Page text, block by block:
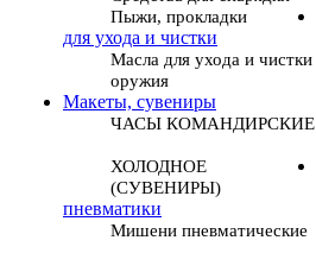
Пыжи, прокладки
для ухода и чистки
Масла для ухода и чистки
оружия
Макеты, сувениры
ЧАСЫ КОМАНДИРСКИЕ
ХОЛОДНОЕ
(СУВЕНИРЫ)
пневматики
Мишени пневматические